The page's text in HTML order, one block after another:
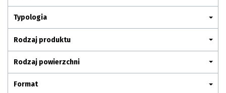
Typologia
Rodzaj produktu
Rodzaj powierzchni
Format
Pytania i odpowiedzi
Kariera
Kontakt
Komunikacja z akcjonariuszami